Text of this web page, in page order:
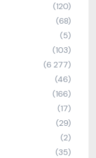
(120)
(68)
(5)
(103)
(6 277)
(46)
(166)
(17)
(29)
(2)
(35)